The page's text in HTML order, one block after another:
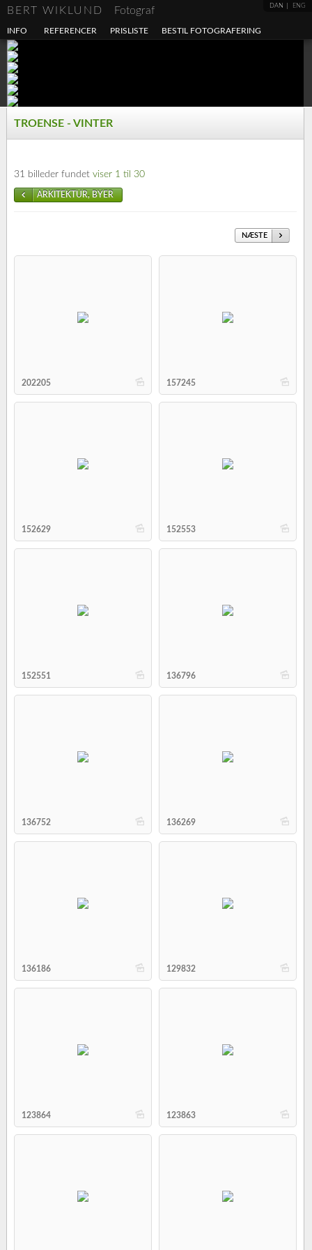
DAN ENG
BERT WIKLUND Fotograf
INFO REFERENCER PRISLISTE BESTIL FOTOGRAFERING
TROENSE - VINTER
31 billeder fundet viser 1 til 30
ARKITEKTUR, BYER
NÆSTE
b
202205 b
157245
b
152629 b
152553
b
152551 b
136796
b
136752 b
136269
b
136186 b
129832
b
123864 b
123863